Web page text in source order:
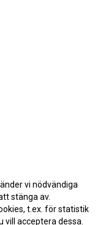
vi nödvändiga
stänga av.
t.ex. för statistik
vill acceptera dessa.